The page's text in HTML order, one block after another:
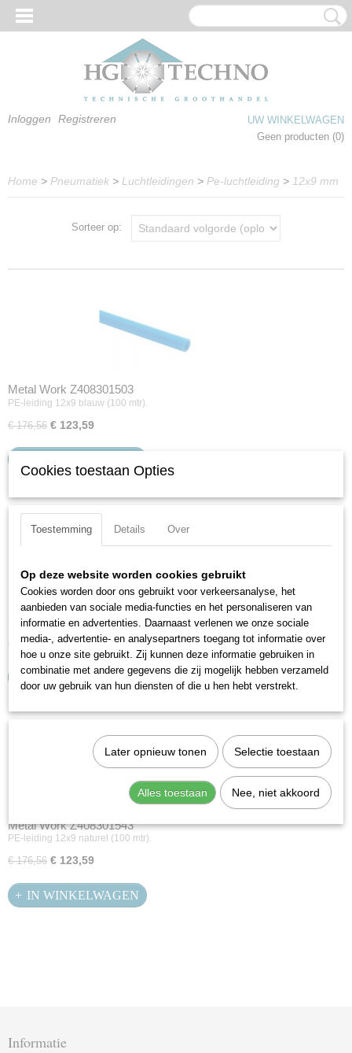
Inloggen Registreren
UW WINKELWAGEN
Geen producten (0)
Home > Pneumatiek > Luchtleidingen > Pe-luchtleiding > 12x9 mm
Sorteer op:
Metal Work Z408301503
PE-leiding 12x9 blauw (100 mtr).
€ 176,56 € 123,59
Metal Work Z408301523
PE-leiding 12x9 zwart (100 mtr).
€ 176,56 € 123,59
IN WINKELWAGEN
Metal Work Z408301543
PE-leiding 12x9 naturel (100 mtr).
€ 176,56 € 123,59
IN WINKELWAGEN
Informatie
Cookies toestaan Opties
Toestemming Details Over
Op deze website worden cookies gebruikt
Cookies worden door ons gebruikt voor verkeersanalyse, het
aanbieden van sociale media-functies en het personaliseren van
informatie en advertenties. Daarnaast verlenen we onze sociale
media-, advertentie- en analysepartners toegang tot informatie over
hoe u onze site gebruikt. Zij kunnen deze informatie gebruiken in
combinatie met andere gegevens die zij mogelijk hebben verzameld
door uw gebruik van hun diensten of die u hen hebt verstrekt.
Later opnieuw tonen Selectie toestaan
Alles toestaan Nee, niet akkoord